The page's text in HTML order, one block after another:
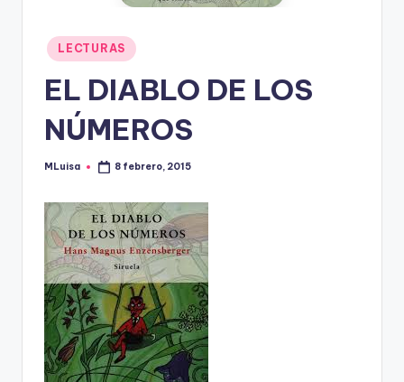
Publicado
en
LECTURAS
EL DIABLO DE LOS
NÚMEROS
Publicado
MLuisa 8 febrero, 2015